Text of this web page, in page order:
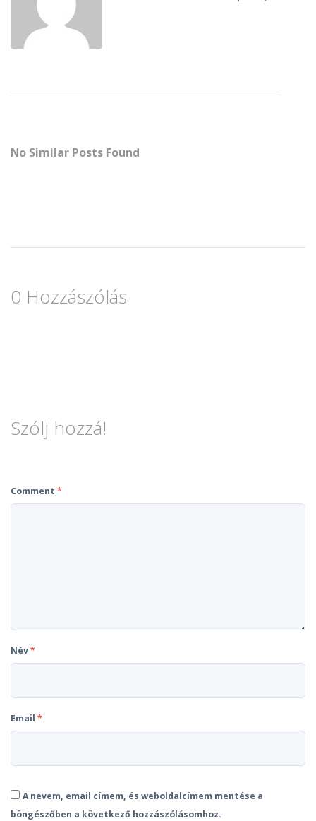
No Similar Posts Found
0 Hozzászólás
Szólj hozzá!
Comment *
Név*
Email *
A nevem, email címem, és weboldalcímem mentése a
böngészőben a következő hozzászólásomhoz.